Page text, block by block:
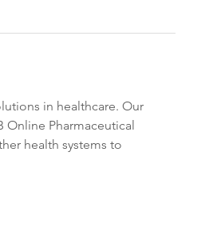
in healthcare. Our
Pharmaceutical
health systems to